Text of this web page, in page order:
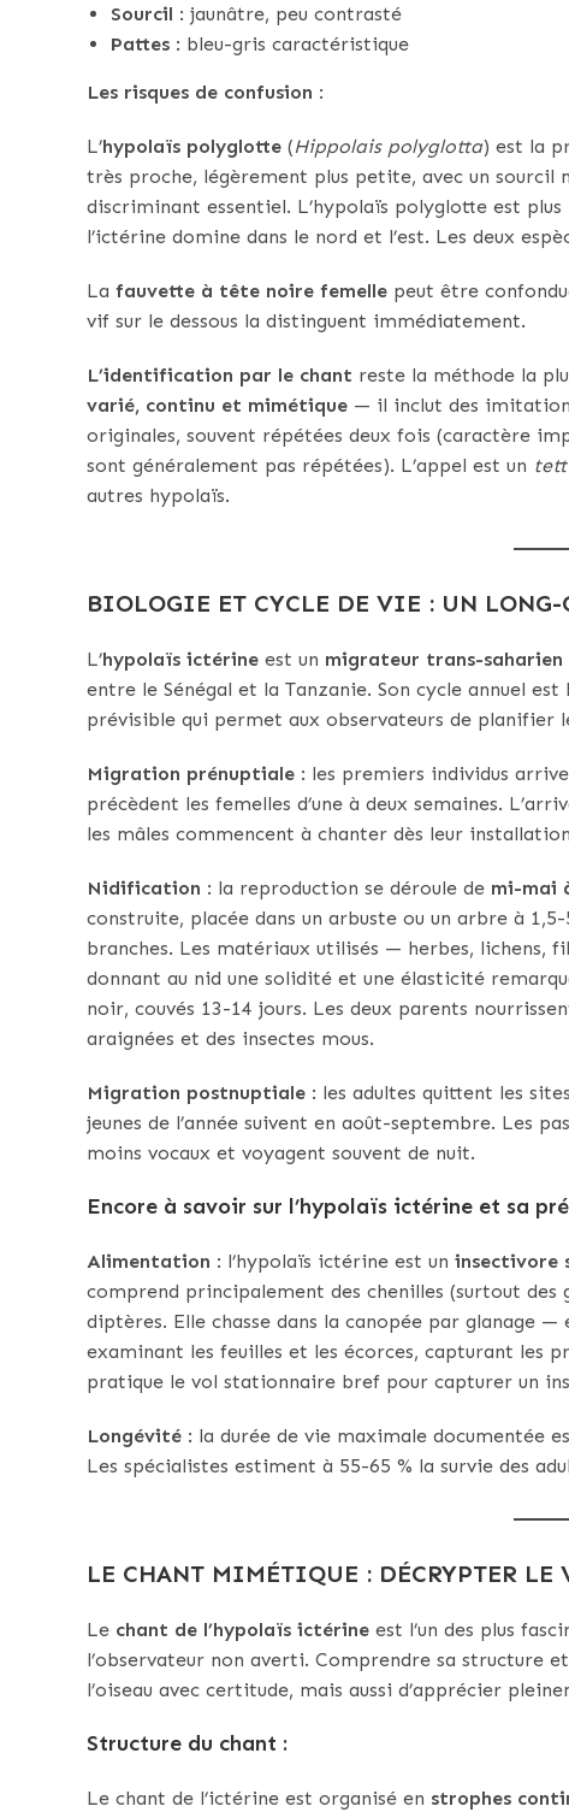
Sourcil : jaunâtre, peu contrasté
Pattes : bleu-gris caractéristique
Les risques de confusion :
L’hypolaïs polyglotte (Hippolais polyglotta) est la
très proche, légèrement plus petite, avec un sourcil
discriminant essentiel. L’hypolaïs polyglotte est plus
l’ictérine domine dans le nord et l’est. Les deux
La fauvette à tête noire femelle peut être
vif sur le dessous la distinguent immédiatement.
L’identification par le chant reste la méthode la
varié, continu et mimétique — il inclut des
originales, souvent répétées deux fois (caractère
sont généralement pas répétées). L’appel est un tett
autres hypolaïs.
BIOLOGIE ET CYCLE DE VIE : UN LONG-
L’hypolaïs ictérine est un migrateur trans-saharien
entre le Sénégal et la Tanzanie. Son cycle annuel
prévisible qui permet aux observateurs de planifier
Migration prénuptiale : les premiers individus
précèdent les femelles d’une à deux semaines.
les mâles commencent à chanter dès leur
Nidification : la reproduction se déroule de mi-mai
construite, placée dans un arbuste ou un arbre à
branches. Les matériaux utilisés — herbes, lichens,
donnant au nid une solidité et une élasticité
noir, couvés 13-14 jours. Les deux parents
araignées et des insectes mous.
Migration postnuptiale : les adultes quittent les
jeunes de l’année suivent en août-septembre. Les
moins vocaux et voyagent souvent de nuit.
Encore à savoir sur l’hypolaïs ictérine et sa
Alimentation : l’hypolaïs ictérine est un insectivore
comprend principalement des chenilles (surtout des
diptères. Elle chasse dans la canopée par glanage
examinant les feuilles et les écorces, capturant les
pratique le vol stationnaire bref pour capturer un
Longévité : la durée de vie maximale documentée
Les spécialistes estiment à 55-65 % la survie des
LE CHANT MIMÉTIQUE : DÉCRYPTER LE
Le chant de l’hypolaïs ictérine est l’un des plus
l’observateur non averti. Comprendre sa structure
l’oiseau avec certitude, mais aussi d’apprécier
Structure du chant :
Le chant de l’ictérine est organisé en strophes